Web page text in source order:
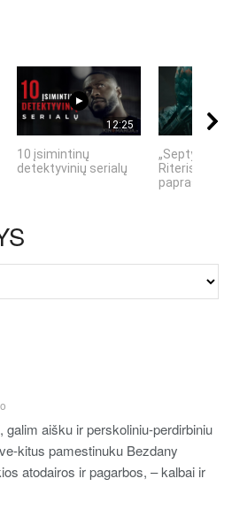
12:25
10 įsimintinų
detektyvinių serialų
„Septynių
Riteris" – kai
galim aišku ir perskoliniu-perdirbiniu
kitus pamestinuku Bezdany
atodairos ir pagarbos, – kalbai ir